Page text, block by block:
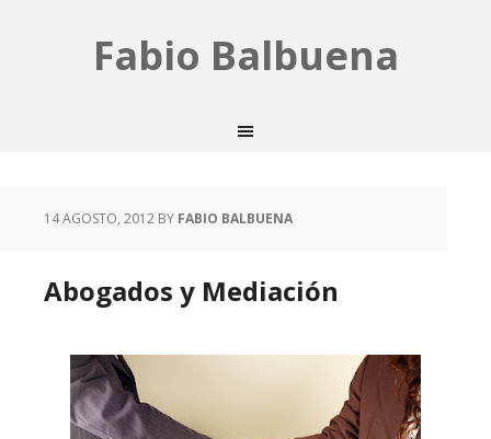
Fabio Balbuena
14 AGOSTO, 2012 BY FABIO BALBUENA
Abogados y Mediación